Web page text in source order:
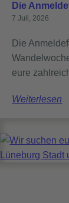
Die
7 Juli, 2026
Die
eure
Weiterlesen